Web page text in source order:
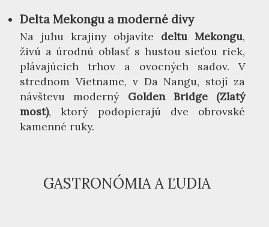
Delta Mekongu a moderné divy
Na juhu krajiny objavíte deltu Mekongu,
živú a úrodnú oblasť s hustou sieťou riek,
plávajúcich trhov a ovocných sadov. V
strednom Vietname, v Da Nangu, stojí za
návštevu moderný Golden Bridge (Zlatý
most), ktorý podopierajú dve obrovské
kamenné ruky.
GASTRONÓMIA A ĽUDIA